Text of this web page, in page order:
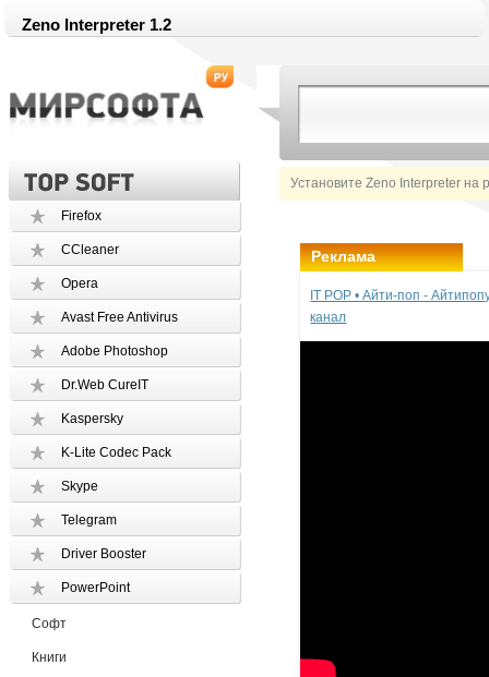
Zeno Interpreter 1.2
Установите Zeno Interpreter на
Firefox
CCleaner
Opera
Avast Free Antivirus
Adobe Photoshop
Dr.Web CureIT
Kaspersky
K-Lite Codec Pack
Skype
Telegram
Driver Booster
PowerPoint
Софт
Книги
Реклама
IT POP • Айти-поп -
канал